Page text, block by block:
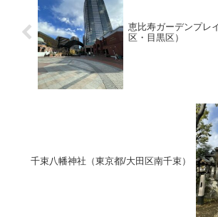
恵比寿ガーデンプレ
区・目黒区）
千束八幡神社（東京都/大田区南千束）